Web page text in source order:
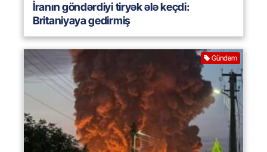
İranın göndərdiyi tiryək ələ keçdi:
Britaniyaya gedirmiş
Gündəm